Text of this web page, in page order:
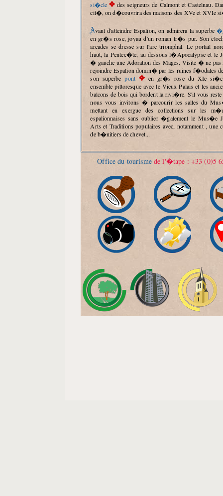
si�cle
des seigneurs de Calmont et Castelnau.
cit�, on d�couvrira des maisons des XVe et XVIe
Avant d'atteindre Espalion, on admirera la superbe
en gr�s rose, joyau d'un roman tr�s pur. Son
arcades se dresse sur l'arc triomphal. Le portail
haut, la Pentec�te, au dessous l�Apocalypse et le
� gauche une Adoration des Mages. Visite � ne pas
rejoindre Espalion domin� par les ruines f�odales
son superbe pont
en gr�s rose du XIe
ensemble pittoresque avec le Vieux Palais et les
balcons de bois qui bordent la rivi�re. S'il vous reste
nous vous invitons � parcourir les salles du
mettant en exergue des collections sur les
espalionnaises sans oublier �galement le Mus�e
Arts et Traditions populaires avec, notamment , une
de b�nitiers de chevet...
Office du tourismede l'�tape : +33 (0)5